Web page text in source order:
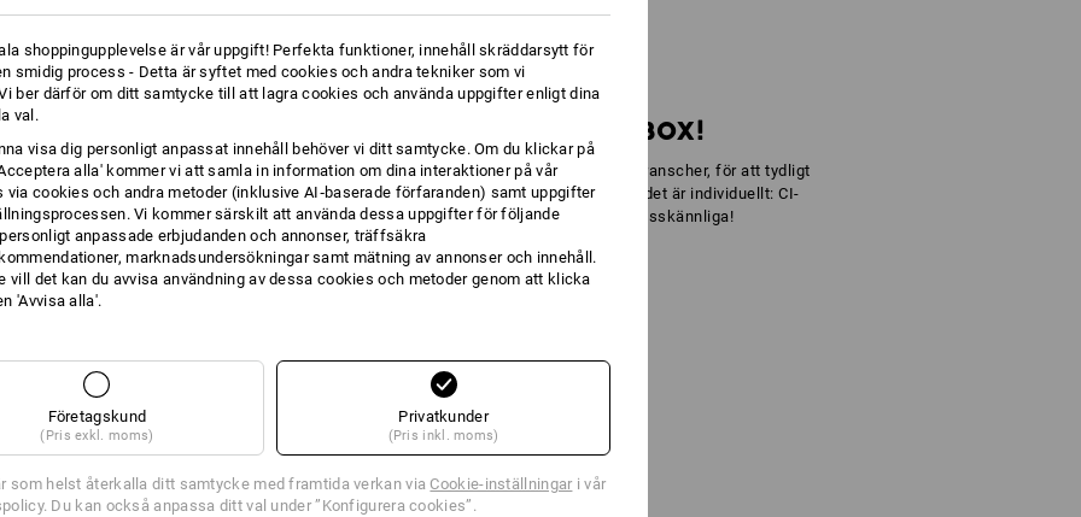
HELT KLART DIN BOX!
Oavsett om det är för att känneteckna olika branscher, för att tydligt
identifiera innehållet eller helt enkelt för att det är individuellt: CI-
STRAUSSboxarna är helt enkelt omisskännliga!
FÖR DIN STIL
och Large är helt neutrala, lås
shoppingupplevelse är vår uppgift! Perfekta funktioner, innehåll skräddarsytt för
smidig process - Detta är syftet med cookies och andra tekniker som vi
ber därför om ditt samtycke till att lagra cookies och använda uppgifter enligt dina
val.
visa dig personligt anpassat innehåll behöver vi ditt samtycke. Om du klickar på
alla' kommer vi att samla in information om dina interaktioner på vår
via cookies och andra metoder (inklusive AI‑baserade förfaranden) samt uppgifter
Vi kommer särskilt att använda dessa uppgifter för följande
anpassade erbjudanden och annonser, träffsäkra
marknadsundersökningar samt mätning av annonser och innehåll.
vill det kan du avvisa användning av dessa cookies och metoder genom att klicka
'Avvisa alla'.
Företagskund
(Pris exkl. moms)
Privatkunder
(Pris inkl. moms)
som helst återkalla ditt samtycke med framtida verkan viaCookie-inställningar i vår
Du kan också anpassa ditt val under ”Konfigurera cookies”.